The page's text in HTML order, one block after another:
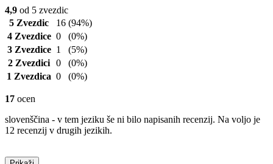
4,9 od 5 zvezdic
5 Zvezdic
16 (94%)
4 Zvezdice 0
(0%)
3 Zvezdice 1
(5%)
2 Zvezdici 0
(0%)
1 Zvezdica 0 (0%)
17 ocen
slovenščina - v tem jeziku še ni bilo napisanih recenzij. Na voljo je
12 recenzij v drugih jezikih.